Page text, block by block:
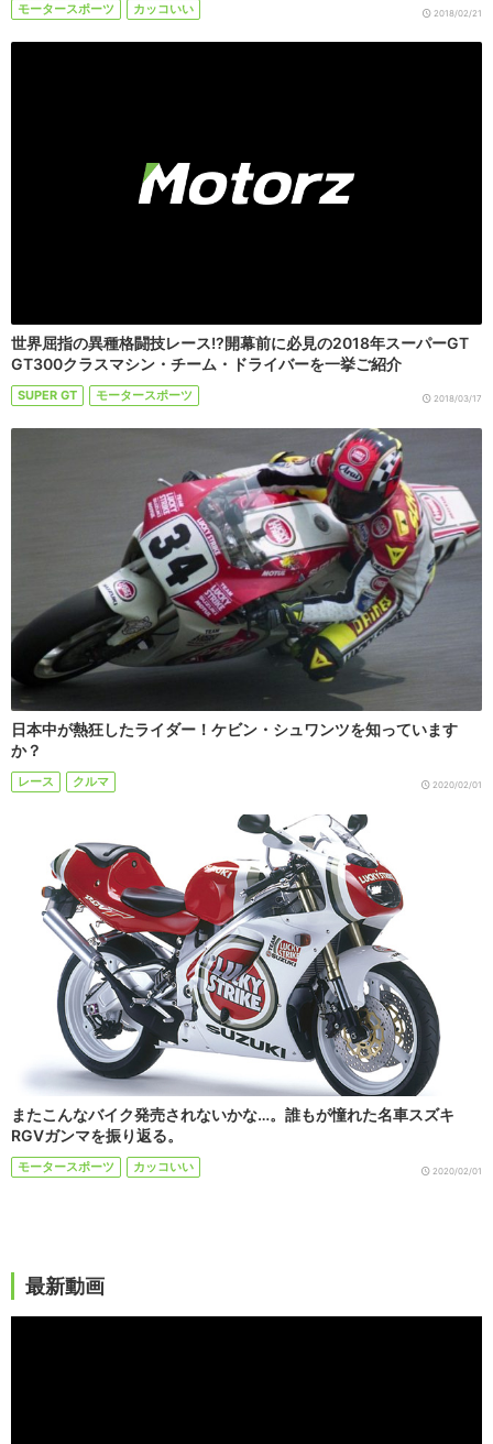
モータースポーツ カッコいい 2018/02/21
世界屈指の異種格闘技レース!?開幕前に必見の2018年スーパーGT
GT300クラスマシン・チーム・ドライバーを一挙ご紹介
SUPER GT モータースポーツ 2018/03/17
日本中が熱狂したライダー！ケビン・シュワンツを知っています
か？
レース クルマ 2020/02/01
またこんなバイク発売されないかな…。誰もが憧れた名車スズキ
RGVガンマを振り返る。
モータースポーツ カッコいい 2020/02/01
最新動画